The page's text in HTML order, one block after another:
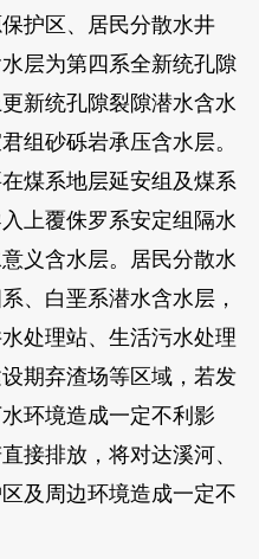
护区、居民分散水井
层为第四系全新统孔隙
新统孔隙裂隙潜水含水
组砂砾岩承压含水层。
煤系地层延安组及煤系
上覆侏罗系安定组隔水
义含水层。居民分散水
、白垩系潜水含水层，
处理站、生活污水处理
期弃渣场等区域，若发
环境造成一定不利影
接排放，将对达溪河、
及周边环境造成一定不